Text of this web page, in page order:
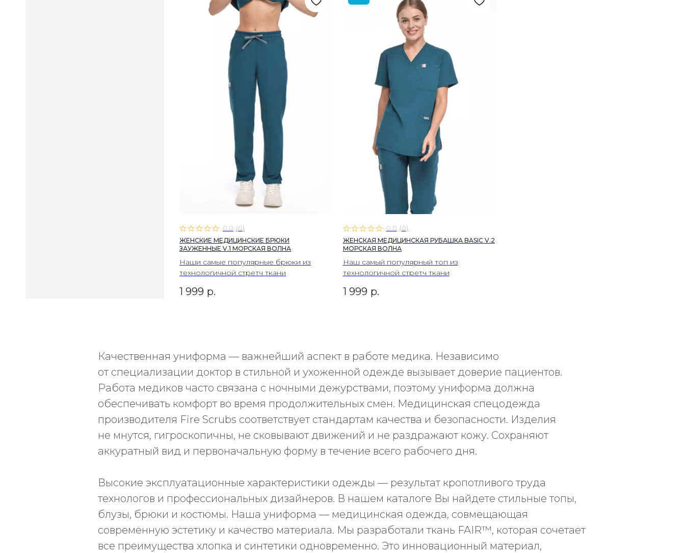
0.0 (0)
ЖЕНСКИЕ МЕДИЦИНСКИЕ БРЮКИ
ЗАУЖЕННЫЕ V.1 МОРСКАЯ ВОЛНА
Наши самые популярные брюки из
технологичной стретч ткани
1 999 р.
0.0 (0)
ЖЕНСКАЯ МЕДИЦИНСКАЯ РУБАШКА BASIC V.2
МОРСКАЯ ВОЛНА
Наш самый популярный топ из
технологичной стретч ткани
1 999 р.
Качественная униформа — важнейший аспект в работе медика. Независимо
от специализации доктор в стильной и ухоженной одежде вызывает доверие пациентов.
Работа медиков часто связана с ночными дежурствами, поэтому униформа должна
обеспечивать комфорт во время продолжительных смен. Медицинская спецодежда
производителя Fire Scrubs соответствует стандартам качества и безопасности. Изделия
не мнутся, гигроскопичны, не сковывают движений и не раздражают кожу. Сохраняют
аккуратный вид и первоначальную форму в течение всего рабочего дня.
Высокие эксплуатационные характеристики одежды — результат кропотливого труда
технологов и профессиональных дизайнеров. В нашем каталоге Вы найдете стильные топы,
блузы, брюки и костюмы. Наша униформа — медицинская одежда, совмещающая
современную эстетику и качество материала. Мы разработали ткань FAIR™, которая сочетает
все преимущества хлопка и синтетики одновременно. Это инновационный материал,